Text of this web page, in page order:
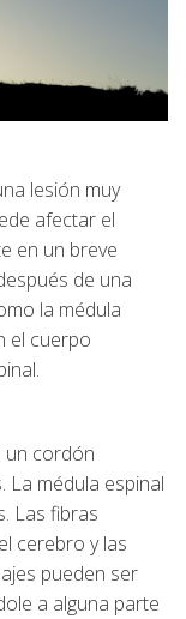
lesión muy
afectar el
en un breve
de una
la médula
el cuerpo
un cordón
La médula espinal
Las fibras
cerebro y las
pueden ser
a alguna parte